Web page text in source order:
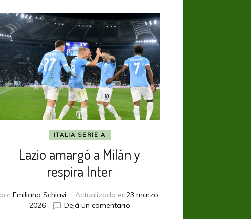
ITALIA SERIE A
Lazio amargó a Milán y
respira Inter
porEmiliano Schiavi Actualizado en23 marzo,
2026
Dejá un comentarioen